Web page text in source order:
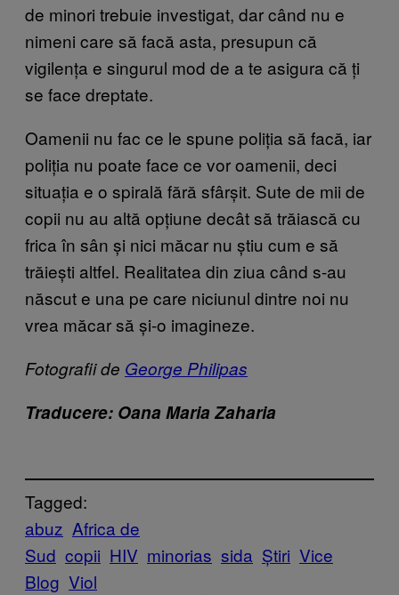
de minori trebuie investigat, dar când nu e
nimeni care să facă asta, presupun că
vigilența e singurul mod de a te asigura că ți
se face dreptate.
Oamenii nu fac ce le spune poliția să facă, iar
poliția nu poate face ce vor oamenii, deci
situația e o spirală fără sfârșit. Sute de mii de
copii nu au altă opțiune decât să trăiască cu
frica în sân și nici măcar nu știu cum e să
trăiești altfel. Realitatea din ziua când s-au
născut e una pe care niciunul dintre noi nu
vrea măcar să și-o imagineze.
Fotografii de George Philipas
Traducere: Oana Maria Zaharia
Tagged:
abuz Africa de
Sud copii HIV minorias sida Știri Vice
Blog Viol